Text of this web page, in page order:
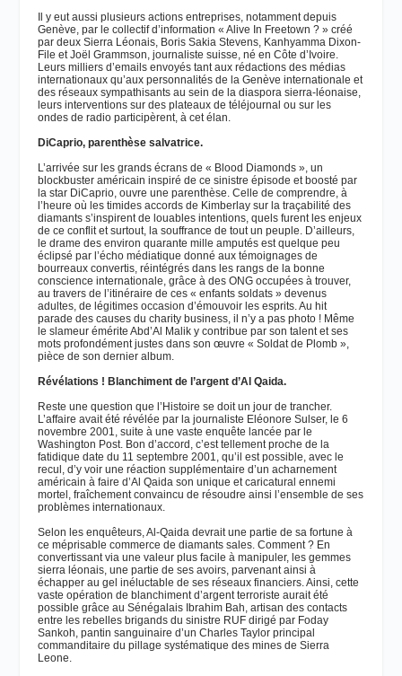
Il y eut aussi plusieurs actions entreprises, notamment depuis
Genève, par le collectif d’information « Alive In Freetown ? » créé
par deux Sierra Léonais, Boris Sakia Stevens, Kanhyamma Dixon-
File et Joël Grammson, journaliste suisse, né en Côte d’Ivoire.
Leurs milliers d’emails envoyés tant aux rédactions des médias
internationaux qu’aux personnalités de la Genève internationale et
des réseaux sympathisants au sein de la diaspora sierra-léonaise,
leurs interventions sur des plateaux de téléjournal ou sur les
ondes de radio participèrent, à cet élan.
DiCaprio, parenthèse salvatrice.
L’arrivée sur les grands écrans de « Blood Diamonds », un
blockbuster américain inspiré de ce sinistre épisode et boosté par
la star DiCaprio, ouvre une parenthèse. Celle de comprendre, à
l’heure où les timides accords de Kimberlay sur la traçabilité des
diamants s’inspirent de louables intentions, quels furent les enjeux
de ce conflit et surtout, la souffrance de tout un peuple. D’ailleurs,
le drame des environ quarante mille amputés est quelque peu
éclipsé par l’écho médiatique donné aux témoignages de
bourreaux convertis, réintégrés dans les rangs de la bonne
conscience internationale, grâce à des ONG occupées à trouver,
au travers de l’itinéraire de ces « enfants soldats » devenus
adultes, de légitimes occasion d’émouvoir les esprits. Au hit
parade des causes du charity business, il n’y a pas photo ! Même
le slameur émérite Abd’Al Malik y contribue par son talent et ses
mots profondément justes dans son œuvre « Soldat de Plomb »,
pièce de son dernier album.
Révélations ! Blanchiment de l’argent d’Al Qaida.
Reste une question que l’Histoire se doit un jour de trancher.
L’affaire avait été révélée par la journaliste Eléonore Sulser, le 6
novembre 2001, suite à une vaste enquête lancée par le
Washington Post. Bon d’accord, c’est tellement proche de la
fatidique date du 11 septembre 2001, qu’il est possible, avec le
recul, d’y voir une réaction supplémentaire d’un acharnement
américain à faire d’Al Qaida son unique et caricatural ennemi
mortel, fraîchement convaincu de résoudre ainsi l’ensemble de ses
problèmes internationaux.
Selon les enquêteurs, Al-Qaida devrait une partie de sa fortune à
ce méprisable commerce de diamants sales. Comment ? En
convertissant via une valeur plus facile à manipuler, les gemmes
sierra léonais, une partie de ses avoirs, parvenant ainsi à
échapper au gel inéluctable de ses réseaux financiers. Ainsi, cette
vaste opération de blanchiment d’argent terroriste aurait été
possible grâce au Sénégalais Ibrahim Bah, artisan des contacts
entre les rebelles brigands du sinistre RUF dirigé par Foday
Sankoh, pantin sanguinaire d’un Charles Taylor principal
commanditaire du pillage systématique des mines de Sierra
Leone.